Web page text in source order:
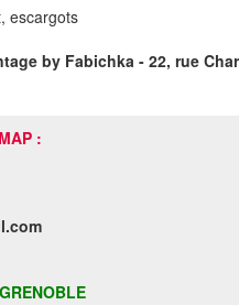
escargots
by Fabichka - 22, rue
: